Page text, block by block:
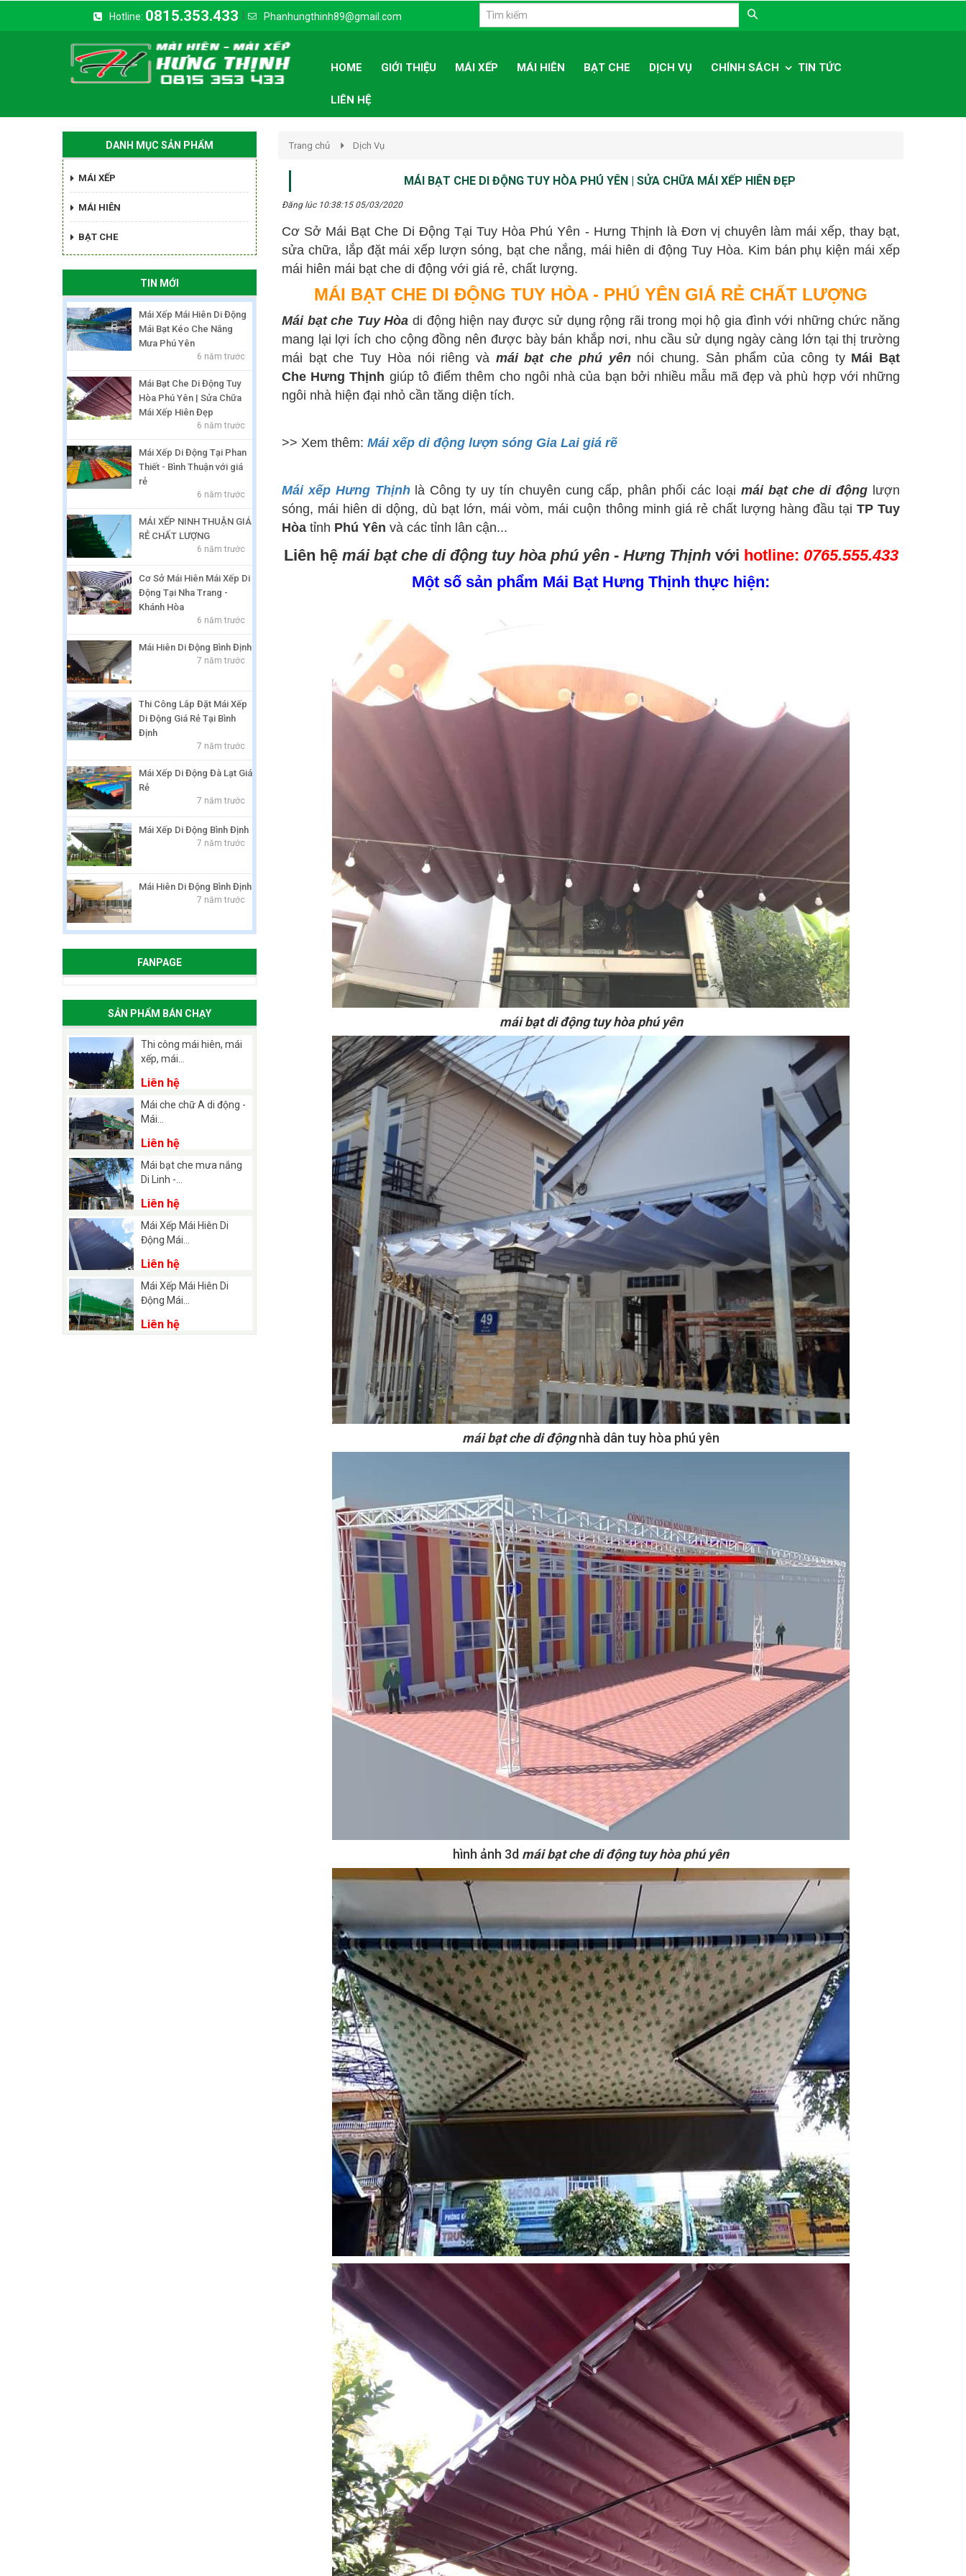
Hotline: 0815.353.433 Phanhungthinh89@gmail.com
HOME GIỚI THIỆU MÁI XẾP MÁI HIÊN BẠT CHE DỊCH VỤ CHÍNH SÁCH TIN TỨC
LIÊN HỆ
DANH MỤC SẢN PHẨM
MÁI XẾP
MÁI HIÊN
BẠT CHE
TIN MỚI
Mái Xếp Mái Hiên Di Động
Mái Bạt Kéo Che Nắng
Mưa Phú Yên
6 năm trước
Mái Bạt Che Di Động Tuy
Hòa Phú Yên | Sửa Chữa
Mái Xếp Hiên Đẹp
6 năm trước
Mái Xếp Di Động Tại Phan
Thiết - Bình Thuận với giá
rẻ
6 năm trước
MÁI XẾP NINH THUẬN GIÁ
RẺ CHẤT LƯỢNG
6 năm trước
Cơ Sở Mái Hiên Mái Xếp Di
Động Tại Nha Trang -
Khánh Hòa
6 năm trước
Mái Hiên Di Động Bình Định
7 năm trước
Thi Công Lắp Đặt Mái Xếp
Di Động Giá Rẻ Tại Bình
Định
7 năm trước
Mái Xếp Di Động Đà Lạt Giá
Rẻ
7 năm trước
Mái Xếp Di Động Bình Định
7 năm trước
Mái Hiên Di Động Bình Định
7 năm trước
FANPAGE
SẢN PHẨM BÁN CHẠY
Thi công mái hiên, mái
xếp, mái...
Liên hệ
Mái che chữ A di động -
Mái...
Liên hệ
Mái bạt che mưa nắng
Di Linh -...
Liên hệ
Mái Xếp Mái Hiên Di
Động Mái...
Liên hệ
Mái Xếp Mái Hiên Di
Động Mái...
Liên hệ
Trang chủ Dịch Vụ
MÁI BẠT CHE DI ĐỘNG TUY HÒA PHÚ YÊN | SỬA CHỮA MÁI XẾP HIÊN ĐẸP
Đăng lúc 10:38:15 05/03/2020
Cơ Sở Mái Bạt Che Di Động Tại Tuy Hòa Phú Yên - Hưng Thịnh là Đơn vị chuyên làm mái xếp, thay bạt,
sửa chữa, lắp đặt mái xếp lượn sóng, bạt che nắng, mái hiên di động Tuy Hòa. Kim bán phụ kiện mái xếp
mái hiên mái bạt che di động với giá rẻ, chất lượng.
MÁI BẠT CHE DI ĐỘNG TUY HÒA - PHÚ YÊN GIÁ RẺ CHẤT LƯỢNG
Mái bạt che Tuy Hòa di động hiện nay được sử dụng rộng rãi trong mọi hộ gia đình với những chức năng
mang lại lợi ích cho cộng đồng nên được bày bán khắp nơi, nhu cầu sử dụng ngày càng lớn tại thị trường
mái bạt che Tuy Hòa nói riêng và mái bạt che phú yên nói chung. Sản phẩm của công ty Mái Bạt
Che Hưng Thịnh giúp tô điểm thêm cho ngôi nhà của bạn bởi nhiều mẫu mã đẹp và phù hợp với những
ngôi nhà hiện đại nhỏ cần tăng diện tích.
>> Xem thêm: Mái xếp di động lượn sóng Gia Lai giá rẽ
Mái xếp Hưng Thịnhlà Công ty uy tín chuyên cung cấp, phân phối các loại mái bạt che di động lượn
sóng, mái hiên di dộng, dù bạt lớn, mái vòm, mái cuộn thông minh giá rẻ chất lượng hàng đầu tại TP Tuy
Hòa tỉnh Phú Yên và các tỉnh lân cận...
Liên hệ mái bạt che di động tuy hòa phú yên - Hưng Thịnhvới hotline: 0765.555.433
Một số sản phẩm Mái Bạt Hưng Thịnh thực hiện:
mái bạt di động tuy hòa phú yên
mái bạt che di độngnhà dân tuy hòa phú yên
hình ảnh 3d mái bạt che di động tuy hòa phú yên